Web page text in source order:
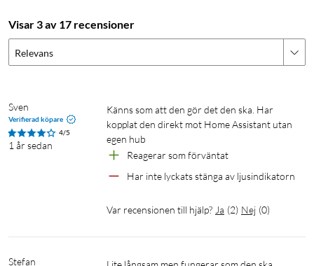
Visar 3 av 17 recensioner
Relevans
Sven
Verifierad köpare
4/5
1 år sedan
Känns som att den gör det den ska. Har
kopplat den direkt mot Home Assistant utan
egen hub
Reagerar som förväntat
Har inte lyckats stänga av ljusindikatorn
Var recensionen till hjälp? Ja (2) Nej (0)
Stefan